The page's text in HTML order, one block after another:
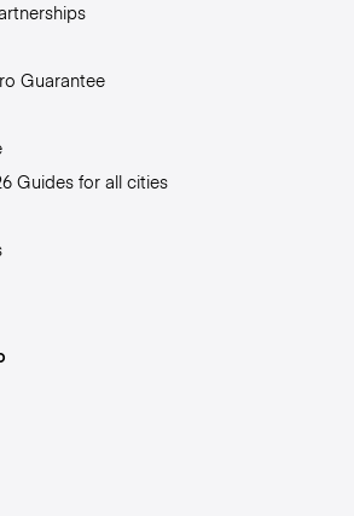
Guarantee
Guides for all cities